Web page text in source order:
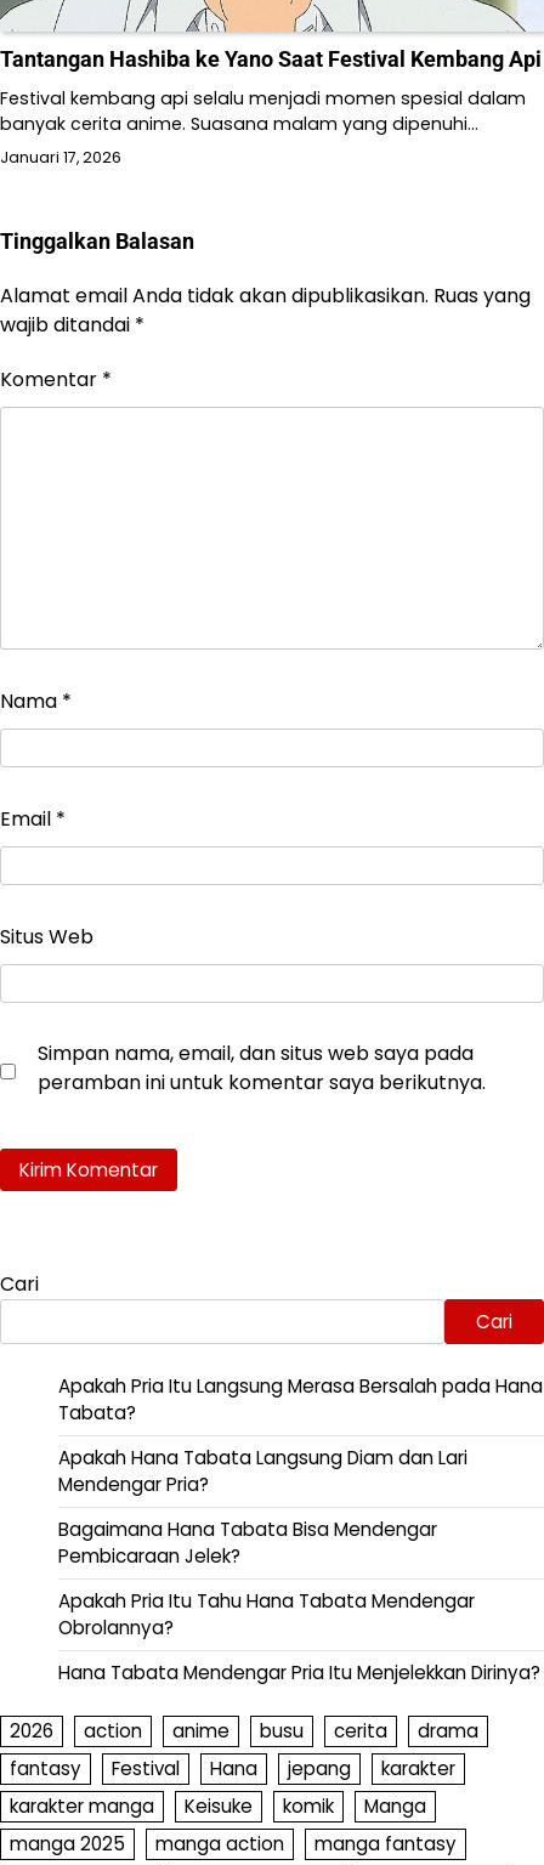
Tantangan Hashiba ke Yano Saat Festival Kembang Api
Festival kembang api selalu menjadi momen spesial dalam
banyak cerita anime. Suasana malam yang dipenuhi…
Januari 17, 2026
Tinggalkan Balasan
Alamat email Anda tidak akan dipublikasikan. Ruas yang
wajib ditandai *
Komentar *
Nama *
Email *
Situs Web
Simpan nama, email, dan situs web saya pada
peramban ini untuk komentar saya berikutnya.
Cari
Cari
Apakah Pria Itu Langsung Merasa Bersalah pada Hana
Tabata?
Apakah Hana Tabata Langsung Diam dan Lari
Mendengar Pria?
Bagaimana Hana Tabata Bisa Mendengar
Pembicaraan Jelek?
Apakah Pria Itu Tahu Hana Tabata Mendengar
Obrolannya?
Hana Tabata Mendengar Pria Itu Menjelekkan Dirinya?
2026 action anime busu cerita
drama
fantasy
Festival Hana jepang
karakter
karakter manga
Keisuke komik
Manga
manga 2025
manga action
manga fantasy